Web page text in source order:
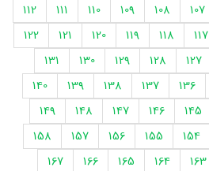
107
108
109
110
111
112
117
118
119
120
121
122
127
128
129
130
131
136
137
138
139
140
145
146
147
148
149
154
155
156
157
158
163
164
165
166
167